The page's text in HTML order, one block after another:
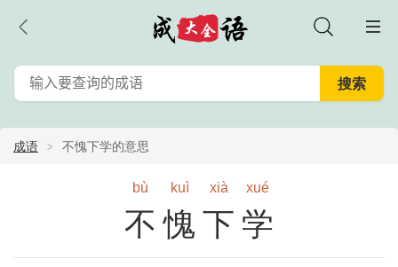
成语 不愧下学的意思
bù kuì xià xué
不愧下学